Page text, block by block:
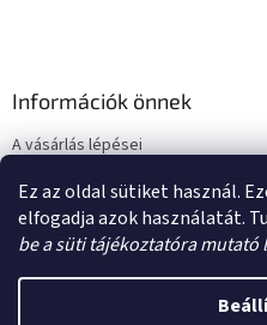
Ez az oldal sütiket használ.
elfogadja azok használatát.
be a süti tájékoztatóra mutató
Információk önnek
A vásárlás lépései
Adatkezelési tájékoztató